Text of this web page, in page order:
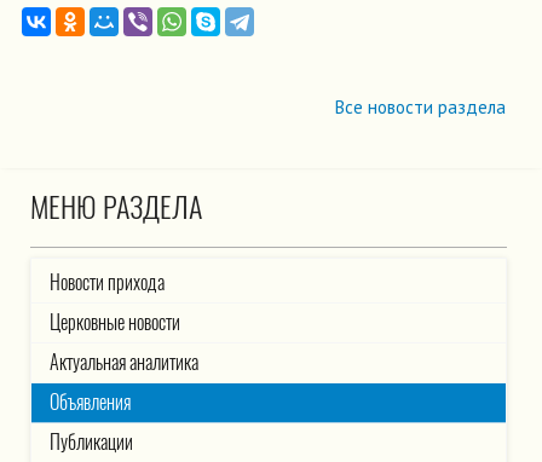
Все новости раздела
МЕНЮ РАЗДЕЛА
Новости прихода
Церковные новости
Актуальная аналитика
Объявления
Публикации